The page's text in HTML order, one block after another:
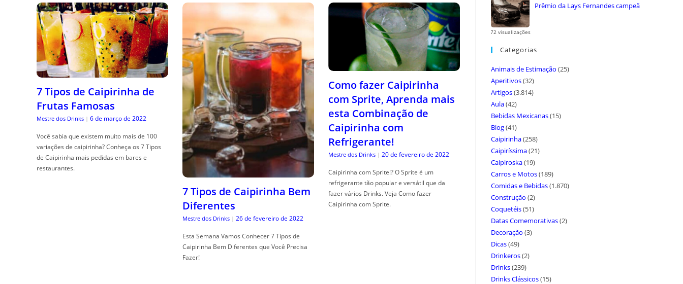
7 Tipos de Caipirinha de
Frutas Famosas
Mestre dos Drinks | 6 de março de 2022
Você sabia que existem muito mais de 100
variações de caipirinha? Conheça os 7 Tipos
de Caipirinha mais pedidas em bares e
restaurantes.
7 Tipos de Caipirinha Bem
Diferentes
Mestre dos Drinks | 26 de fevereiro de 2022
Esta Semana Vamos Conhecer 7 Tipos de
Caipirinha Bem Diferentes que Você Precisa
Fazer!
Como fazer Caipirinha
com Sprite, Aprenda mais
esta Combinação de
Caipirinha com
Refrigerante!
Mestre dos Drinks | 20 de fevereiro de 2022
Caipirinha com Sprite!? O Sprite é um
refrigerante tão popular e versátil que da
fazer vários Drinks. Veja Como fazer
Caipirinha com Sprite.
Prêmio da Lays Fernandes campeã
72 visualizações
Categorias
Animais de Estimação (25)
Aperitivos(32)
Artigos(3.814)
Aula(42)
Bebidas Mexicanas(15)
Blog(41)
Caipirinha(258)
Caipiríssima(21)
Caipiroska(19)
Carros e Motos(189)
Comidas e Bebidas(1.870)
Construção (2)
Coquetéis(51)
Datas Comemorativas(2)
Decoração (3)
Dicas(49)
Drinkeros(2)
Drinks(239)
Drinks Clássicos(15)